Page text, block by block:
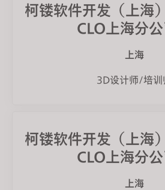
柯镂软件开发（上海
CLO上海分公
上海
3D设计师/培训
柯镂软件开发（上海
CLO上海分公
上海